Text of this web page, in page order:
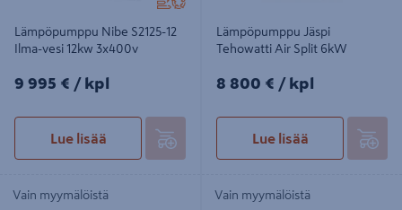
Lämpöpumppu Nibe S2125-12
Ilma-vesi 12kw 3x400v
9995€/kpl
9 995 € / kpl
Lue lisää
Vain myymälöistä
Lämpöpumppu Jäspi
Tehowatti Air Split 6kW
8800€/kpl
8 800 € / kpl
Lue lisää
Vain myymälöistä